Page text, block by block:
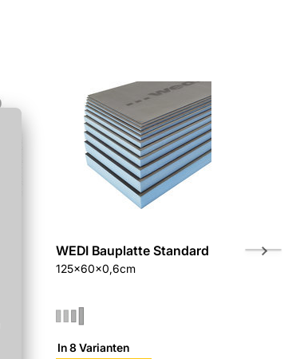
WEDI Bauplatte Standard
125x60x0,6cm
In 8 Varianten
BDFL